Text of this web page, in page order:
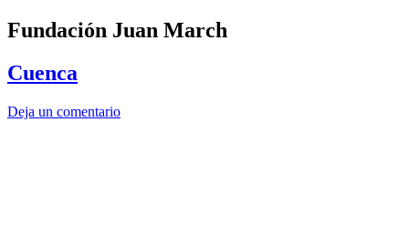
Fundación Juan March
Cuenca
Deja un comentario